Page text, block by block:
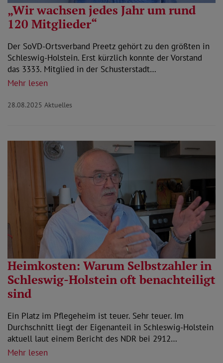
„Wir wachsen jedes Jahr um rund
120 Mitglieder“
Der SoVD-Ortsverband Preetz gehört zu den größten in
Schleswig-Holstein. Erst kürzlich konnte der Vorstand
das 3333. Mitglied in der Schusterstadt…
Mehr lesen
28.08.2025 Aktuelles
Heimkosten: Warum Selbstzahler in
Schleswig-Holstein oft benachteiligt
sind
Ein Platz im Pflegeheim ist teuer. Sehr teuer. Im
Durchschnitt liegt der Eigenanteil in Schleswig-Holstein
aktuell laut einem Bericht des NDR bei 2912…
Mehr lesen